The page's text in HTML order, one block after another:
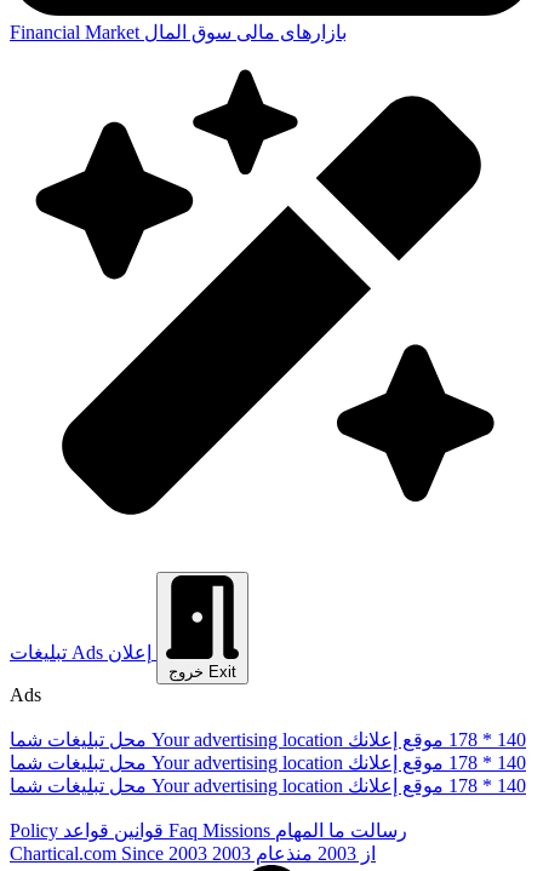
Financial Market بازارهای مالی سوق المال
تبلیغات Ads
خروج Exit
Ads
محل تبلیغات شما Your advertising location موقع إعلانك 178 * 140
محل تبلیغات شما Your advertising location موقع إعلانك 178 * 140
محل تبلیغات شما Your advertising location موقع إعلانك 178 * 140
Policy قوانین قواعد Faq Missions رسالت ما المهام
Chartical.com Since 2003 از 2003 منذعام 2003